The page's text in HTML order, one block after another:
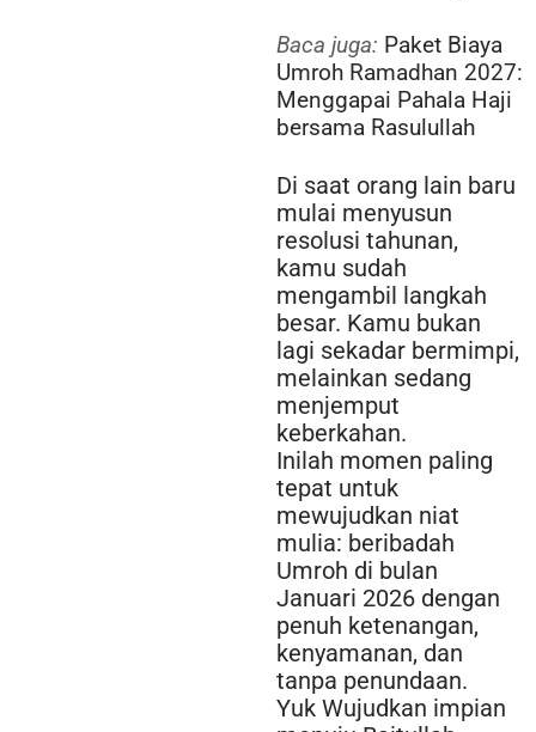
Baca juga: Paket Biaya
Umroh Ramadhan 2027:
Menggapai Pahala Haji
bersama Rasulullah
Di saat orang lain baru
mulai menyusun
resolusi tahunan,
kamu sudah
mengambil langkah
besar. Kamu bukan
lagi sekadar bermimpi,
melainkan sedang
menjemput
keberkahan.
Inilah momen paling
tepat untuk
mewujudkan niat
mulia: beribadah
Umroh di bulan
Januari 2026 dengan
penuh ketenangan,
kenyamanan, dan
tanpa penundaan.
Yuk Wujudkan impian